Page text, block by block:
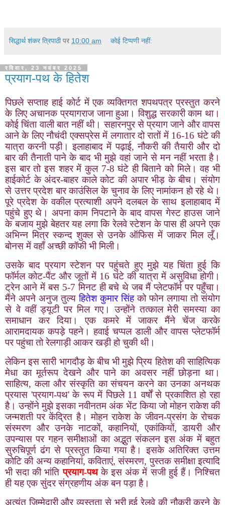
सिद्धार्थ शंकर त्रिपाठी पर 10:00 am कोई टिप्पणी नहीं:
रविवार, 23 नवंबर 2025
प्रयाग-पथ के हितेश
पिछले सप्ताह हाई कोर्ट में एक व्यक्तिगत शपथपत्र प्रस्तुत करने
के लिए अचानक प्रयागराज जाना हुआ। विशुद्ध सरकारी काम था।
कोई चिंता वाली बात नहीं थी। सहारनपुर से प्रयाग जाने और वापस
आने के लिए नौचंदी एक्सप्रेस में लगातार दो रातों में 16-16 घंटे की
यात्रा करनी पड़ी। इलाहाबाद में पढ़ाई,नौकरी की तैयारी और दो
बार की तैनाती पाने के बाद भी मुझे वहां जाने से मन नहीं भरता है।
इस बार तो इस शहर में कुल 7-8 घंटे ही बिताने को मिले। वह भी
हाईकोर्ट के अंदर-बाहर काले कोट की अपार भीड़ के बीच। संयोग
से उत्तर प्रदेश बार काउंसिल के चुनाव के लिए नामांकन हो रहे थे।
पूरे प्रदेश के वकील प्रत्याशी अपने दलबल के साथ इलाहाबाद में
पहुंचे हुए थे। अपना काम निपटाने के बाद वापस गेस्ट हाउस जाने
के बजाय मुझे बेहतर यह लगा कि रेलवे स्टेशन के पास ही अपने एक
अभिन्न मित्र स्कन्द शुक्ल से उनके ऑफिस में जाकर मिल लूँ।
बोनस में वहाँ अच्छी कॉफी भी मिली।
उसके बाद प्रयाग स्टेशन पर पहुंचते हुए मुझे यह चिंता हुई कि
फॉर्मल कोट-पैंट और जूतों में 16 घंटे की यात्रा में असुविधा होगी।
ट्रेन आने में बस 5-7 मिनट ही बचे थे जब मैं प्लेटफॉर्म पर पहुँचा।
मैंने अपने अनुज तुल्य हितेश कुमार सिंह को फोन लगाया तो संयोग
से वे वहीं ड्यूटी पर मिल गए। उन्होंने तत्काल मेरी समस्या का
समाधान कर दिया। एक कमरे में जाकर मैंने चेंज करके
आरामदायक कपड़े पहने। हवाई चप्पल डाली और वापस प्लेटफॉर्म
पर पहुंचा तो रेलगाड़ी आकर खड़ी हो चुकी थी।
लेकिन इस सारी भागदौड़ के बीच भी मुझे प्रिय हितेश की साहित्यिक
मेधा का मूर्तरूप देखने और पाने का अवसर नहीं छोड़ना था।
साहित्य,कला और संस्कृति का संचयन करने का उनका अनथक
प्रयास 'प्रयाग-पथ'के रूप में पिछले 11 वर्षों से प्रकाशित हो रहा
है। उन्होंने मुझे इसका नवीनतम अंक भेंट किया जो मोहन राकेश की
जन्मशती पर केंद्रित है। मोहन राकेश के जीवन-प्रसंग के रोचक
संस्मरण और उनके नाटकों,कहानियों,एकांकियों,डायरी और
उपन्यास पर गहन समीक्षाओं का अद्भुत संकलन इस अंक में बहुत
सुरुचिपूर्ण ढंग से प्रस्तुत किया गया है। इसके अतिरिक्त उत्तम
कोटि की अन्य कहानियां,कविताएं,संस्मरण,पुस्तक समीक्षा इत्यादि
भी सदा की भांतिप्रयाग-पथ के इस अंक में सजी हुई हैं। निश्चित
ही यह एक सुंदर संग्रहणीय अंक बन पड़ा है।
अत्यंत जिम्मेदारी और व्यस्तता से भरी हुई रेलवे की नौकरी करने के